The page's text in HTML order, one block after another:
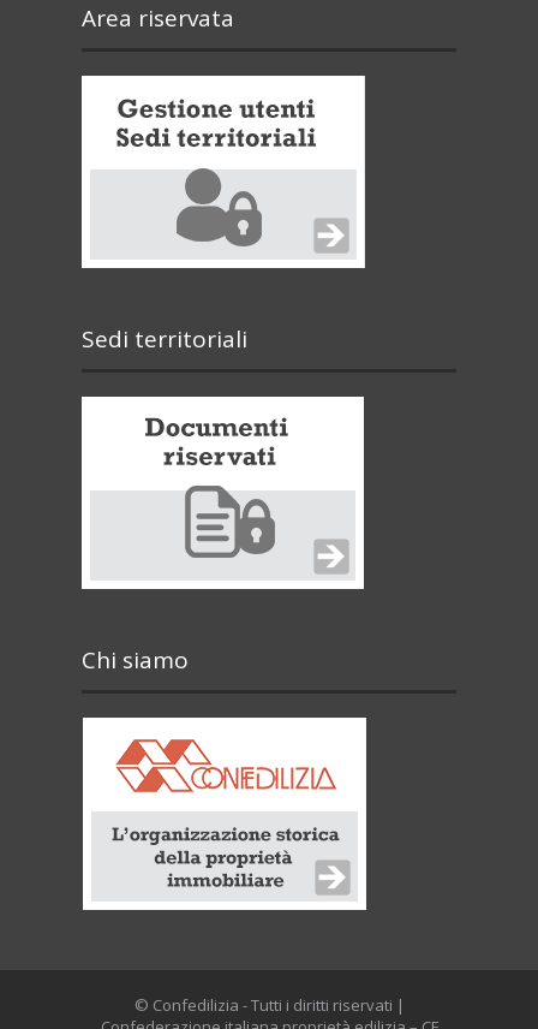
Area riservata
Sedi territoriali
Chi siamo
© Confedilizia - Tutti i diritti riservati |